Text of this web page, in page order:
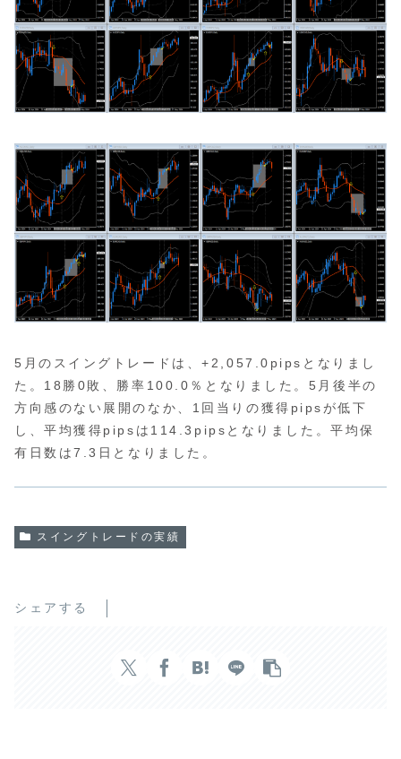
5月のスイングトレードは、+2,057.0pipsとなりまし
た。18勝0敗、勝率100.0％となりました。5月後半の
方向感のない展開のなか、1回当りの獲得pipsが低下
し、平均獲得pipsは114.3pipsとなりました。平均保
有日数は7.3日となりました。
スイングトレードの実績
シェアする